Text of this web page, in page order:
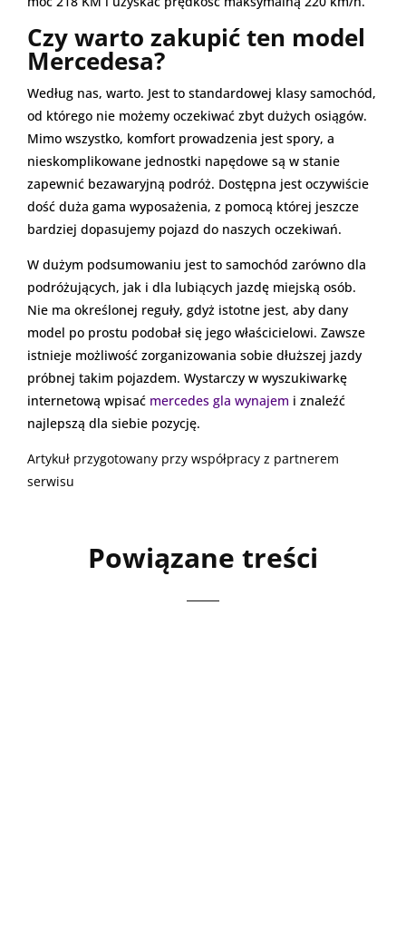
Czy warto zakupić ten model
Mercedesa?
Według nas, warto. Jest to standardowej klasy samochód,
od którego nie możemy oczekiwać zbyt dużych osiągów.
Mimo wszystko, komfort prowadzenia jest spory, a
nieskomplikowane jednostki napędowe są w stanie
zapewnić bezawaryjną podróż. Dostępna jest oczywiście
dość duża gama wyposażenia, z pomocą której jeszcze
bardziej dopasujemy pojazd do naszych oczekiwań.
W dużym podsumowaniu jest to samochód zarówno dla
podróżujących, jak i dla lubiących jazdę miejską osób.
Nie ma określonej reguły, gdyż istotne jest, aby dany
model po prostu podobał się jego właścicielowi. Zawsze
istnieje możliwość zorganizowania sobie dłuższej jazdy
próbnej takim pojazdem. Wystarczy w wyszukiwarkę
internetową wpisać mercedes gla wynajem i znaleźć
najlepszą dla siebie pozycję.
Artykuł przygotowany przy współpracy z partnerem
serwisu
Powiązane treści